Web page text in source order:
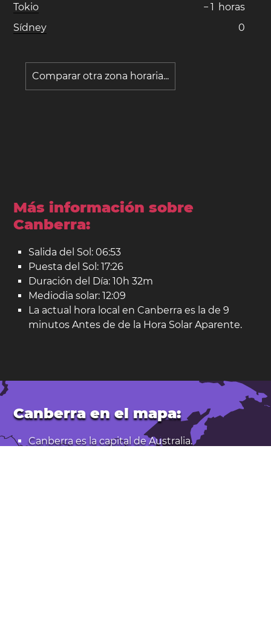
Tokio
− 1 horas
Sídney
0
Comparar otra zona horaria...
Más información sobre
Canberra:
Salida del Sol: 06:53
Puesta del Sol: 17:26
Duración del Día: 10h 32m
Mediodia solar: 12:09
La actual hora local en Canberra es la de 9
minutos Antes de de la Hora Solar Aparente.
Canberra en el mapa:
Canberra es la capital deAustralia.